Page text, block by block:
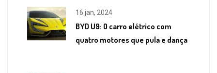
16 jan, 2024
BYD U9: O carro elétrico com
quatro motores que pula e dança